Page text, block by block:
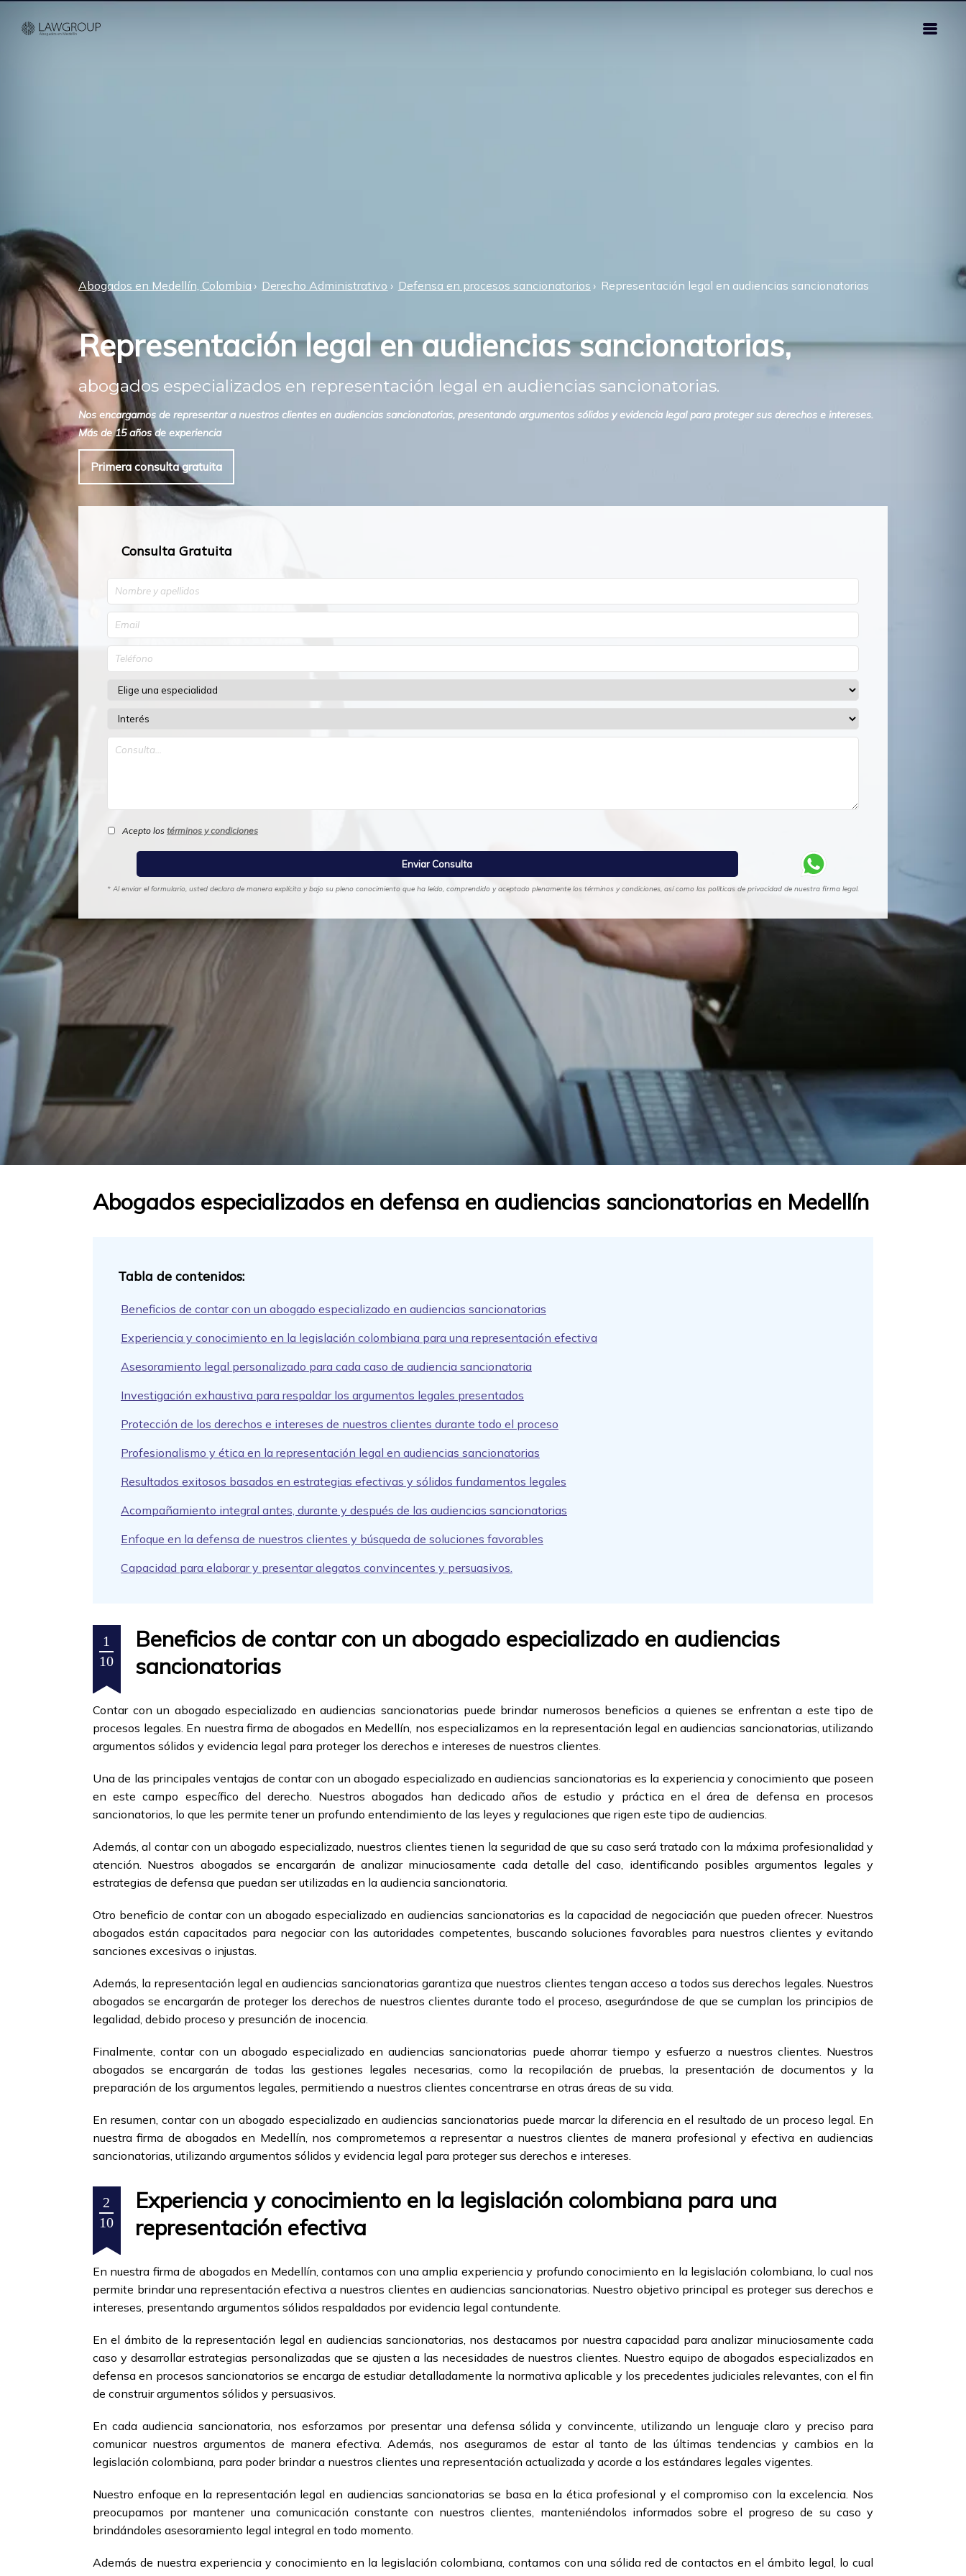
Abogados en Medellín, Colombia Derecho Administrativo Defensa en procesos sancionatorios Representación legal en audiencias sancionatorias
Representación legal en audiencias sancionatorias,
abogados especializados en representación legal en audiencias sancionatorias.
Nos encargamos de representar a nuestros clientes en audiencias sancionatorias, presentando argumentos sólidos y evidencia legal para proteger sus derechos e intereses.
Más de 15 años de experiencia
Primera consulta gratuita
Consulta Gratuita
Acepto los términos y condiciones
* Al enviar el formulario, usted declara de manera explícita y bajo su pleno conocimiento que ha leído, comprendido y aceptado plenamente los términos y condiciones, así como las políticas de privacidad de nuestra firma legal.
Abogados especializados en defensa en audiencias sancionatorias en Medellín
Beneficios de contar con un abogado especializado en audiencias sancionatorias
Experiencia y conocimiento en la legislación colombiana para una representación efectiva
Asesoramiento legal personalizado para cada caso de audiencia sancionatoria
Investigación exhaustiva para respaldar los argumentos legales presentados
Protección de los derechos e intereses de nuestros clientes durante todo el proceso
Profesionalismo y ética en la representación legal en audiencias sancionatorias
Resultados exitosos basados en estrategias efectivas y sólidos fundamentos legales
Acompañamiento integral antes, durante y después de las audiencias sancionatorias
Enfoque en la defensa de nuestros clientes y búsqueda de soluciones favorables
Capacidad para elaborar y presentar alegatos convincentes y persuasivos.
1
10
Beneficios de contar con un abogado especializado en audiencias
sancionatorias
Contar con un abogado especializado en audiencias sancionatorias puede brindar numerosos beneficios a quienes se enfrentan a este tipo de
procesos legales. En nuestra firma de abogados en Medellín, nos especializamos en la representación legal en audiencias sancionatorias, utilizando
argumentos sólidos y evidencia legal para proteger los derechos e intereses de nuestros clientes.
Una de las principales ventajas de contar con un abogado especializado en audiencias sancionatorias es la experiencia y conocimiento que poseen
en este campo específico del derecho. Nuestros abogados han dedicado años de estudio y práctica en el área de defensa en procesos
sancionatorios, lo que les permite tener un profundo entendimiento de las leyes y regulaciones que rigen este tipo de audiencias.
Además, al contar con un abogado especializado, nuestros clientes tienen la seguridad de que su caso será tratado con la máxima profesionalidad y
atención. Nuestros abogados se encargarán de analizar minuciosamente cada detalle del caso, identificando posibles argumentos legales y
estrategias de defensa que puedan ser utilizadas en la audiencia sancionatoria.
Otro beneficio de contar con un abogado especializado en audiencias sancionatorias es la capacidad de negociación que pueden ofrecer. Nuestros
abogados están capacitados para negociar con las autoridades competentes, buscando soluciones favorables para nuestros clientes y evitando
sanciones excesivas o injustas.
Además, la representación legal en audiencias sancionatorias garantiza que nuestros clientes tengan acceso a todos sus derechos legales. Nuestros
abogados se encargarán de proteger los derechos de nuestros clientes durante todo el proceso, asegurándose de que se cumplan los principios de
legalidad, debido proceso y presunción de inocencia.
Finalmente, contar con un abogado especializado en audiencias sancionatorias puede ahorrar tiempo y esfuerzo a nuestros clientes. Nuestros
abogados se encargarán de todas las gestiones legales necesarias, como la recopilación de pruebas, la presentación de documentos y la
preparación de los argumentos legales, permitiendo a nuestros clientes concentrarse en otras áreas de su vida.
En resumen, contar con un abogado especializado en audiencias sancionatorias puede marcar la diferencia en el resultado de un proceso legal. En
nuestra firma de abogados en Medellín, nos comprometemos a representar a nuestros clientes de manera profesional y efectiva en audiencias
sancionatorias, utilizando argumentos sólidos y evidencia legal para proteger sus derechos e intereses.
2
10
Experiencia y conocimiento en la legislación colombiana para una
representación efectiva
En nuestra firma de abogados en Medellín, contamos con una amplia experiencia y profundo conocimiento en la legislación colombiana, lo cual nos
permite brindar una representación efectiva a nuestros clientes en audiencias sancionatorias. Nuestro objetivo principal es proteger sus derechos e
intereses, presentando argumentos sólidos respaldados por evidencia legal contundente.
En el ámbito de la representación legal en audiencias sancionatorias, nos destacamos por nuestra capacidad para analizar minuciosamente cada
caso y desarrollar estrategias personalizadas que se ajusten a las necesidades de nuestros clientes. Nuestro equipo de abogados especializados en
defensa en procesos sancionatorios se encarga de estudiar detalladamente la normativa aplicable y los precedentes judiciales relevantes, con el fin
de construir argumentos sólidos y persuasivos.
En cada audiencia sancionatoria, nos esforzamos por presentar una defensa sólida y convincente, utilizando un lenguaje claro y preciso para
comunicar nuestros argumentos de manera efectiva. Además, nos aseguramos de estar al tanto de las últimas tendencias y cambios en la
legislación colombiana, para poder brindar a nuestros clientes una representación actualizada y acorde a los estándares legales vigentes.
Nuestro enfoque en la representación legal en audiencias sancionatorias se basa en la ética profesional y el compromiso con la excelencia. Nos
preocupamos por mantener una comunicación constante con nuestros clientes, manteniéndolos informados sobre el progreso de su caso y
brindándoles asesoramiento legal integral en todo momento.
Además de nuestra experiencia y conocimiento en la legislación colombiana, contamos con una sólida red de contactos en el ámbito legal, lo cual